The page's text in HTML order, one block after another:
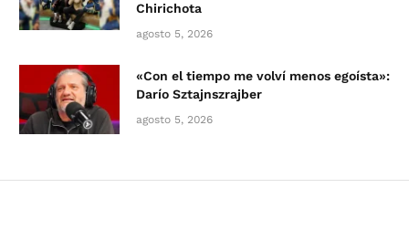
Chirichota
agosto 5, 2026
«Con el tiempo me volví menos egoísta»:
Darío Sztajnszrajber
agosto 5, 2026